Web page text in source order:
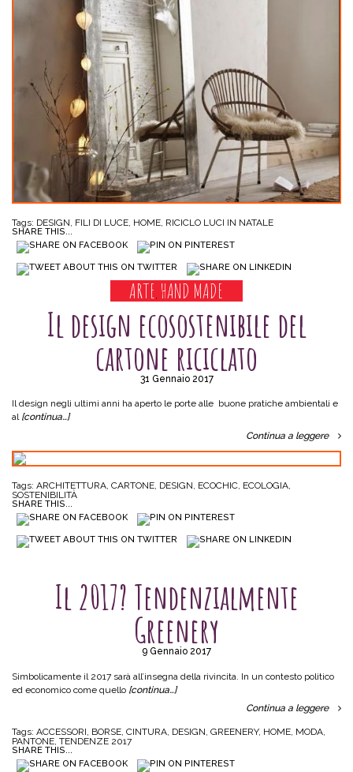
Tags: DESIGN FILI DI LUCE HOME RICICLO LUCI IN NATALE
SHARE THIS...
ARTE HAND MADE
Il design ecosostenibile del
cartone riciclato
31 Gennaio 2017
Il design negli ultimi anni ha aperto le porte alle buone pratiche ambientali e
al [continua…]
Continua a leggere
Tags: ARCHITETTURA, CARTONE, DESIGN, ECOCHIC, ECOLOGIA,
SOSTENIBILITÀ
SHARE THIS...
Il 2017? Tendenzialmente
Greenery
9 Gennaio 2017
Simbolicamente il 2017 sarà all’insegna della rivincita. In un contesto politico
ed economico come quello [continua…]
Continua a leggere
Tags: ACCESSORI, BORSE, CINTURA, DESIGN, GREENERY, HOME, MODA,
PANTONE, TENDENZE 2017
SHARE THIS...